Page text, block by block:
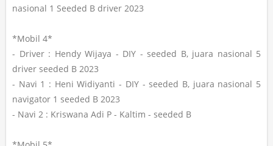
nasional 1 Seeded B driver 2023
*Mobil 4*
- Driver : Hendy Wijaya - DIY - seeded B, juara nasional 5
driver seeded B 2023
- Navi 1 : Heni Widiyanti - DIY - seeded B, juara nasional 5
navigator 1 seeded B 2023
- Navi 2 : Kriswana Adi P - Kaltim - seeded B